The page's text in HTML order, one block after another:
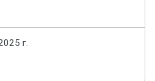
г.